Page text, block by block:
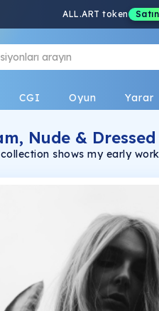
ALL.ART token
CGI Oyun Yarar
Nude & Dressed
shows my early